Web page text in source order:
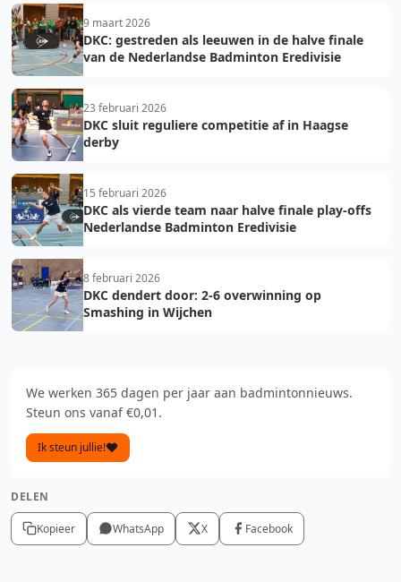
9 maart 2026
DKC: gestreden als leeuwen in de halve finale
van de Nederlandse Badminton Eredivisie
23 februari 2026
DKC sluit reguliere competitie af in Haagse
derby
15 februari 2026
DKC als vierde team naar halve finale play-offs
Nederlandse Badminton Eredivisie
8 februari 2026
DKC dendert door: 2-6 overwinning op
Smashing in Wijchen
We werken 365 dagen per jaar aan badmintonnieuws.
Steun ons vanaf €0,01.
Ik steun jullie!
DELEN
Kopieer WhatsApp X Facebook